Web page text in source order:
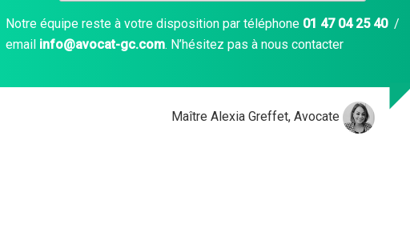
Notre équipe reste à votre disposition par téléphone 01 47 04 25 40 /
email info@avocat-gc.com. N’hésitez pas à nous contacter
Maître Alexia Greffet, Avocate